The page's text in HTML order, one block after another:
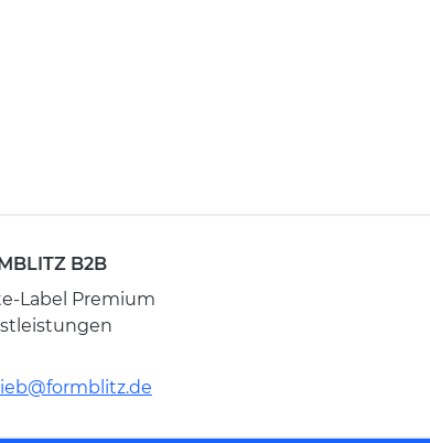
B2B
Label Premium